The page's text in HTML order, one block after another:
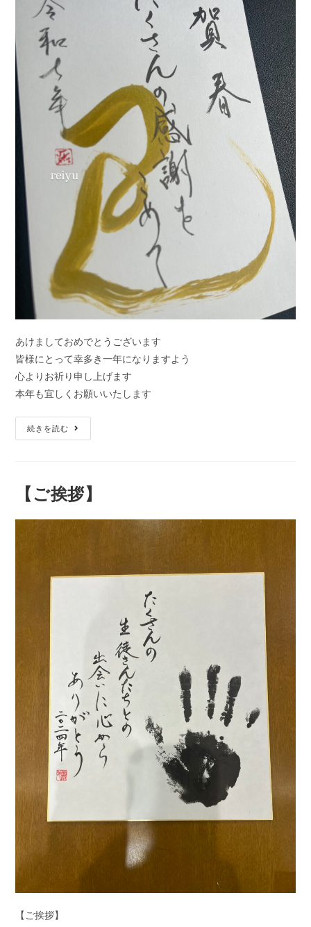
あけましておめでとうございます
皆様にとって幸多き一年になりますよう
心よりお祈り申し上げます
本年も宜しくお願いいたします
続きを読む
【ご挨拶】
【ご挨拶】